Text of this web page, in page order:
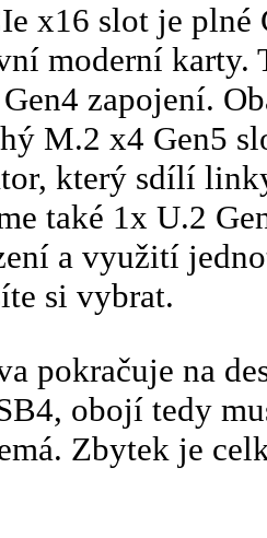
x16 slot je
moderní karty.
zapojení.
M.2 x4 Gen5
který sdílí
také 1x U.2
a využití
si vybrat.
pokračuje na
obojí tedy
Zbytek je